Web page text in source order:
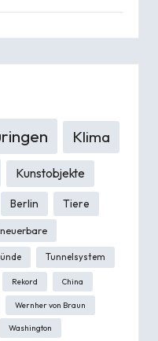
Klima
Kunstobjekte
Berlin Tiere
Tunnelsystem
Rekord China
Wernher von Braun
Washington